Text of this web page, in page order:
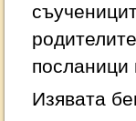
посланици
Изявата